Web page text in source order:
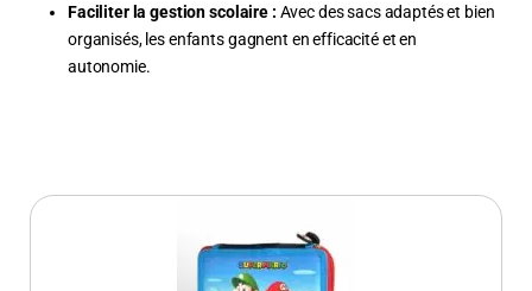
Faciliter la gestion scolaire : Avec des sacs adaptés et bien
organisés, les enfants gagnent en efficacité et en
autonomie.